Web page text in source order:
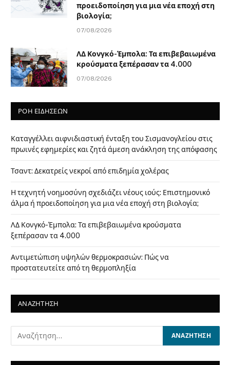
προειδοποίηση για μια νέα εποχή στη
βιολογία;
07/08/2026
ΛΔ Κονγκό-Έμπολα: Τα επιβεβαιωμένα
κρούσματα ξεπέρασαν τα 4.000
07/08/2026
ΡΟΗ ΕΙΔΗΣΕΩΝ
Καταγγέλλει αιφνιδιαστική ένταξη του Σισμανογλείου στις
πρωινές εφημερίες και ζητά άμεση ανάκληση της απόφασης
Τσαντ: Δεκατρείς νεκροί από επιδημία χολέρας
Η τεχνητή νοημοσύνη σχεδιάζει νέους ιούς: Επιστημονικό
άλμα ή προειδοποίηση για μια νέα εποχή στη βιολογία;
ΛΔ Κονγκό-Έμπολα: Τα επιβεβαιωμένα κρούσματα
ξεπέρασαν τα 4.000
Αντιμετώπιση υψηλών θερμοκρασιών: Πώς να
προστατευτείτε από τη θερμοπληξία
ΑΝΑΖΗΤΗΣΗ